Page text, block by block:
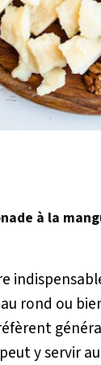
à la
rond ou
y servir